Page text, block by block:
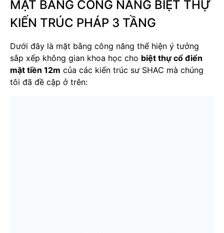
MẶT BẰNG CÔNG NĂNG BIỆT THỰ
KIẾN TRÚC PHÁP 3 TẦNG
Dưới đây là mặt bằng công năng thể hiện ý tưởng
sắp xếp không gian khoa học cho biệt thự cổ điển
mặt tiền 12m của các kiến trúc sư SHAC mà chúng
tôi đã đề cập ở trên: